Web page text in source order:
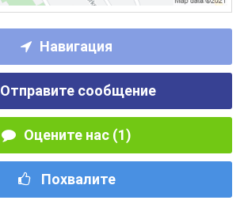
Навигация
Отправите сообщение
Оцените нас (1)
Похвалите